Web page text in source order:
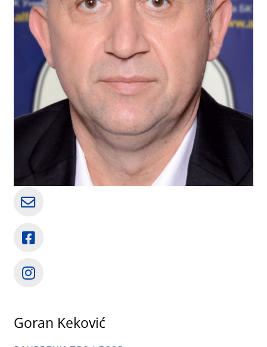
Goran Keković